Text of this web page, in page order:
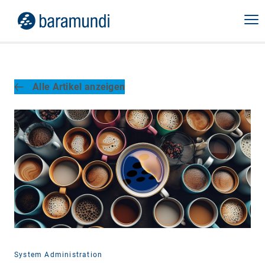
Alle Artikel anzeigen
System Administration